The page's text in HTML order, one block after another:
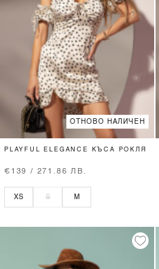
ОТНОВО НАЛИЧЕН
PLAYFUL ELEGANCE КЪСА РОКЛЯ
€139 / 271.86 ЛВ.
XS S M